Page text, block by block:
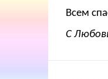
Всем
С